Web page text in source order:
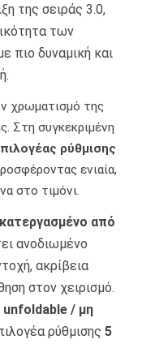
της σειράς 3.0,
των
πιο δυναμική και
χρωματισμό της
Στη συγκεκριμένη
ρύθμισης
ενιαία,
στο τιμόνι.
από
ανοδιωμένο
ακρίβεια
στον χειρισμό.
unfoldable / μη
ρύθμισης 5